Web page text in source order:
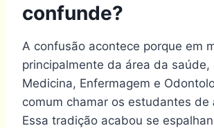
confunde?
A confusão acontece porque em
principalmente da área da saúde,
Medicina, Enfermagem e
comum chamar os estudantes de
Essa tradição acabou se